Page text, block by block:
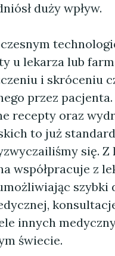
duży wpływ.
u lekarza lub
i skróceniu
przez pacjenta.
recepty oraz
to już
się. Z
współpracuje z
szybki
innych
świecie.